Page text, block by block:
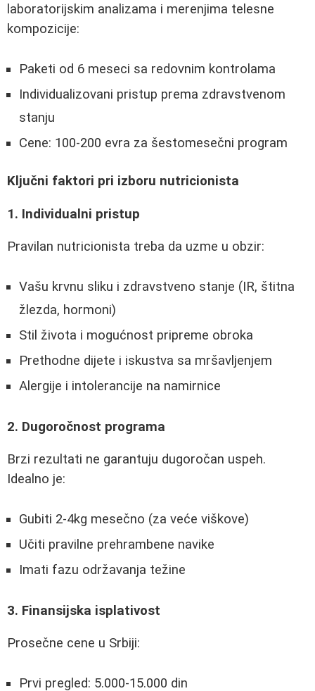
laboratorijskim analizama i merenjima telesne
kompozicije:
Paketi od 6 meseci sa redovnim kontrolama
Individualizovani pristup prema zdravstvenom
stanju
Cene: 100-200 evra za šestomesečni program
Ključni faktori pri izboru nutricionista
1. Individualni pristup
Pravilan nutricionista treba da uzme u obzir:
Vašu krvnu sliku i zdravstveno stanje (IR, štitna
žlezda, hormoni)
Stil života i mogućnost pripreme obroka
Prethodne dijete i iskustva sa mršavljenjem
Alergije i intolerancije na namirnice
2. Dugoročnost programa
Brzi rezultati ne garantuju dugoročan uspeh.
Idealno je:
Gubiti 2-4kg mesečno (za veće viškove)
Učiti pravilne prehrambene navike
Imati fazu održavanja težine
3. Finansijska isplativost
Prosečne cene u Srbiji:
Prvi pregled: 5.000-15.000 din